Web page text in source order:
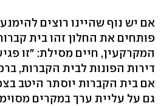
אם יש נוף שהיינו רוצים
פותחים את החלון זהו בית
המקרקעין, חיים מסילת: "זו
אם בית הקברות יוסתר היטב
גם על עליית ערך במקרים